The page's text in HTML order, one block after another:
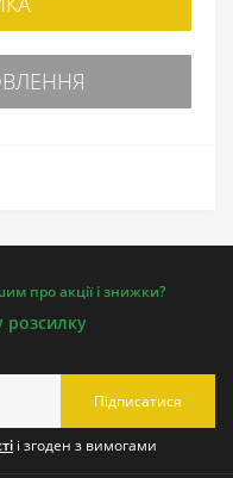
про акції і знижки?
розсилку
Підписатися
і згоден з вимогами